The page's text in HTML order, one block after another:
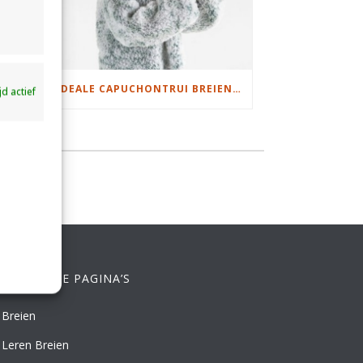
actief
DAMESJAS BREIEN VAN HEERLIJK ZACHT GAREN IDEALE CAPUCHONTRUI BREIEN VOOR THUIS OP DE BANK
PAGINA’S
Breien
Leren Breien